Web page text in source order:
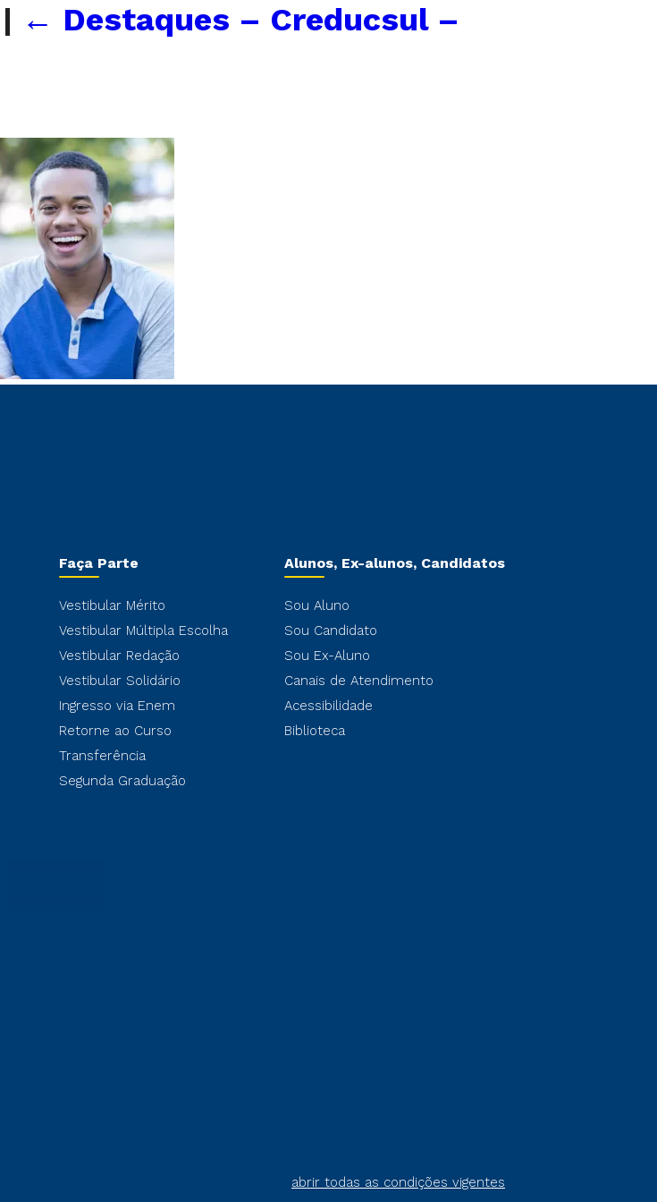
| ← Destaques – Creducsul –
Faça Parte
Vestibular Mérito
Vestibular Múltipla Escolha
Vestibular Redação
Vestibular Solidário
Ingresso via Enem
Retorne ao Curso
Transferência
Segunda Graduação
Alunos, Ex-alunos, Candidatos
Sou Aluno
Sou Candidato
Sou Ex-Aluno
Canais de Atendimento
Acessibilidade
Biblioteca
abrir todas as condições vigentes